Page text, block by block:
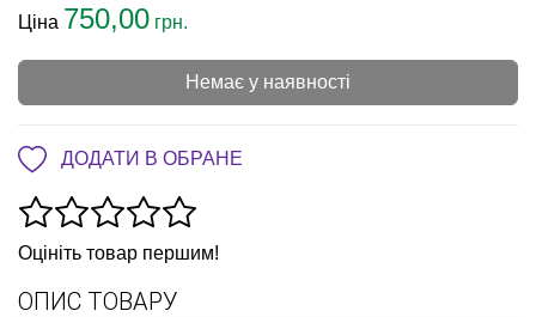
Ціна 750,00 грн.
Немає у наявності
ДОДАТИ В ОБРАНЕ
Оцініть товар першим!
ОПИС ТОВАРУ